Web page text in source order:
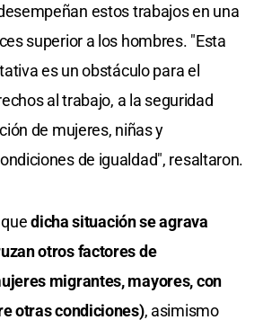
estos trabajos en una
superior a los hombres. "Esta
es un obstáculo para el
al trabajo, a la seguridad
de mujeres, niñas y
de igualdad", resaltaron.
quedicha situación se agrava
otros factores de
migrantes, mayores, con
otras condiciones), asimismo